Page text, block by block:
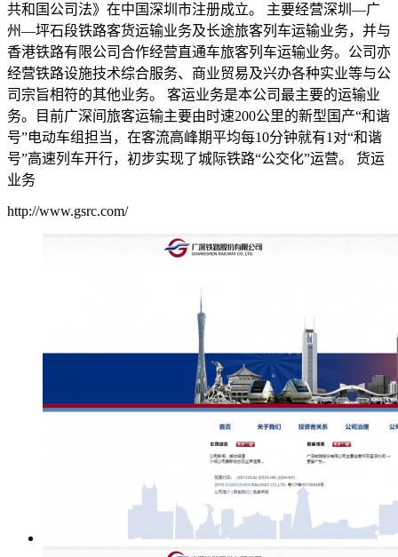
共和国公司法》在中国深圳市注册成立。 主要经营深圳—广
州—坪石段铁路客货运输业务及长途旅客列车运输业务，并与
香港铁路有限公司合作经营直通车旅客列车运输业务。公司亦
经营铁路设施技术综合服务、商业贸易及兴办各种实业等与公
司宗旨相符的其他业务。 客运业务是本公司最主要的运输业
务。目前广深间旅客运输主要由时速200公里的新型国产“和谐
号”电动车组担当，在客流高峰期平均每10分钟就有1对“和谐
号”高速列车开行，初步实现了城际铁路“公交化”运营。 货运
业务
http://www.gsrc.com/